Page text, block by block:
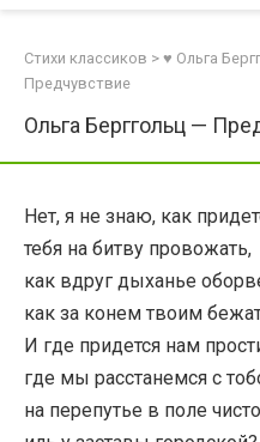
Стихи классиков > ♥ Ольга
Предчувствие
Ольга Берггольц —
Нет, я не знаю, как
тебя на битву провожать,
как вдруг дыханье
как за конем твоим
И где придется нам
где мы расстанемся с
на перепутье в поле